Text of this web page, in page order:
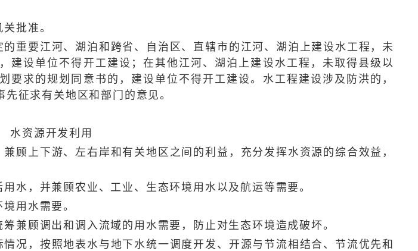
批准。
要江河、湖泊和跨省、自治区、直辖市的江河、湖泊上建设水工程，未
设单位不得开工建设；在其他江河、湖泊上建设水工程，未取得县级以
要求的规划同意书的，建设单位不得开工建设。水工程建设涉及防洪的，
征求有关地区和部门的意见。
水资源开发利用
上下游、左右岸和有关地区之间的利益，充分发挥水资源的综合效益，
，并兼顾农业、工业、生态环境用水以及航运等需要。
用水需要。
顾调出和调入流域的用水需要，防止对生态环境造成破坏。
，按照地表水与地下水统一调度开发、开源与节流相结合、节流优先和